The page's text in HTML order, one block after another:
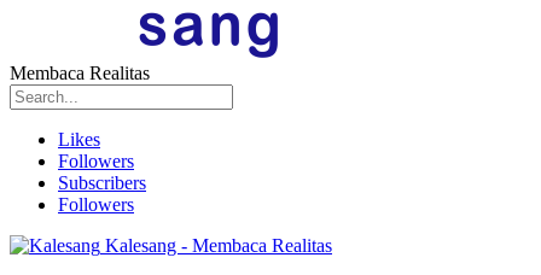
Membaca Realitas
Likes
Followers
Subscribers
Followers
Kalesang - Membaca Realitas